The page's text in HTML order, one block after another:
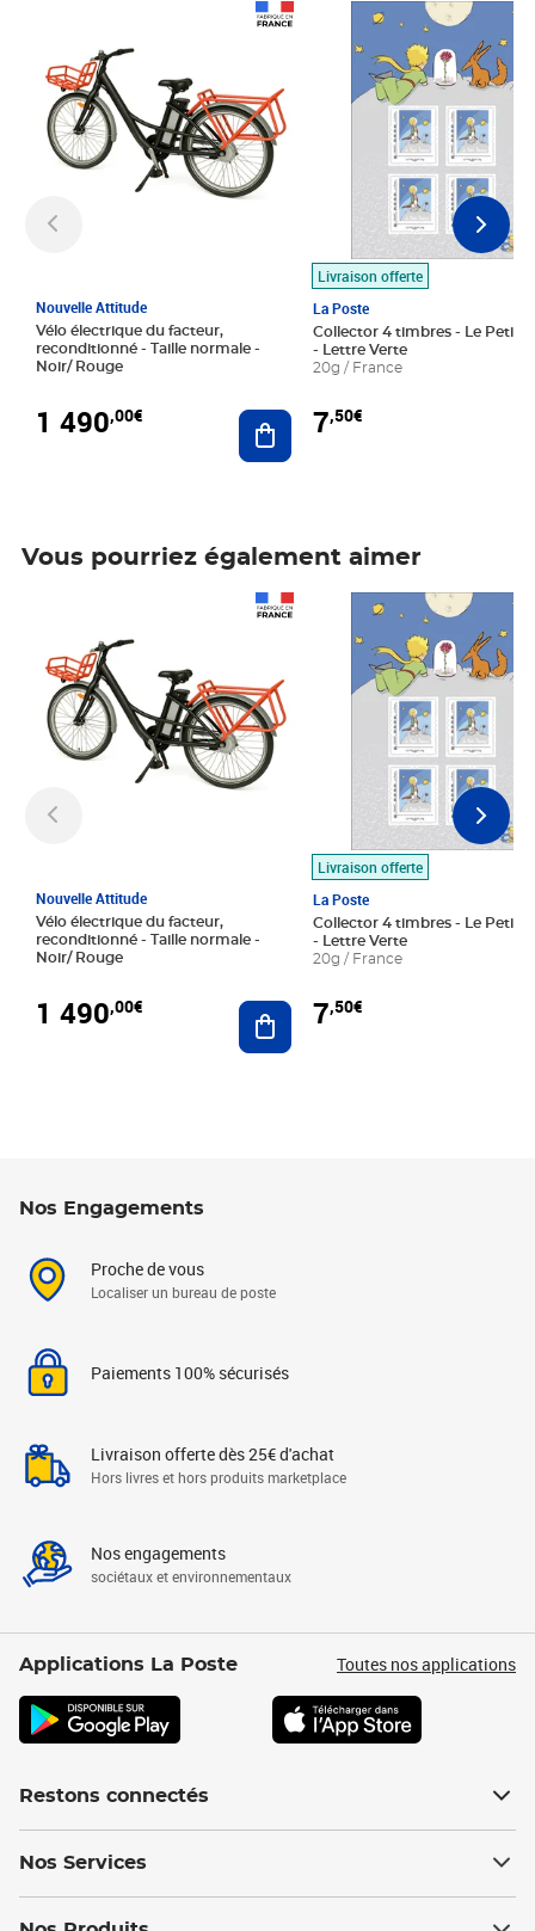
Nouvelle Attitude
Vélo électrique du facteur,
reconditionné - Taille normale -
Noir/ Rouge
1 490,00€ Ajouter au panier
Livraison offerte
La Poste
Collector 4 timbres - Le Petit
- Lettre Verte
20g / France
7,50€
Prix 7,50€
Vous pourriez également aimer
Nouvelle Attitude
Vélo électrique du facteur,
reconditionné - Taille normale -
Noir/ Rouge
1 490,00€ Ajouter au panier
Livraison offerte
La Poste
Collector 4 timbres - Le Petit
- Lettre Verte
20g / France
7,50€
Prix 7,50€
Nos Engagements
Proche de vous
Localiser un bureau de poste
Paiements 100% sécurisés
Livraison offerte dès 25€ d'achat
Hors livres et hors produits marketplace
Nos engagements
sociétaux et environnementaux
Applications La Poste Toutes nos applications
Restons connectés
Nos Services